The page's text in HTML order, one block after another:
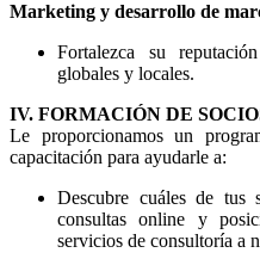
Marketing y desarrollo de
Fortalezca su
globales y locales.
IV. FORMACIÓN DE
Le proporcionamos un
capacitación para ayudarle a:
Descubre cuáles de tus
consultas online y
servicios de consultoría a